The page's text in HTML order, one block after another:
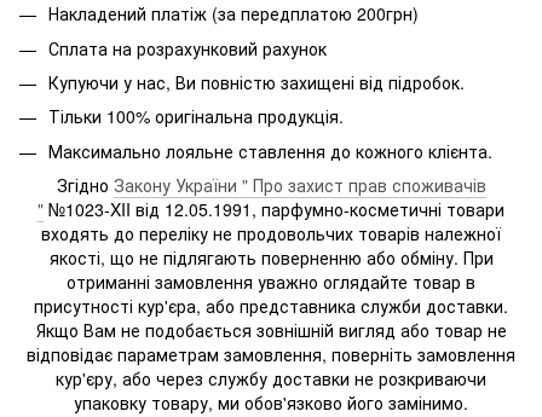
Накладений платіж (за передплатою 200грн)
Сплата на розрахунковий рахунок
Купуючи у нас, Ви повністю захищені від підробок.
Тільки 100% оригінальна продукція.
Максимально лояльне ставлення до кожного клієнта.
Згідно Закону України " Про захист прав споживачів
" №1023-XII від 12.05.1991, парфумно-косметичні товари
входять до переліку не продовольчих товарів належної
якості, що не підлягають поверненню або обміну. При
отриманні замовлення уважно оглядайте товар в
присутності кур'єра, або представника служби доставки.
Якщо Вам не подобається зовнішній вигляд або товар не
відповідає параметрам замовлення, поверніть замовлення
кур'єру, або через службу доставки не розкриваючи
упаковку товару, ми обов'язково його замінимо.